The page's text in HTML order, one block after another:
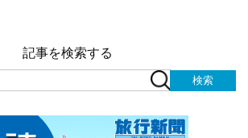
記事を検索する